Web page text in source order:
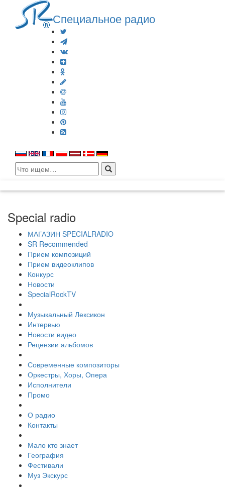
Специальное радио
Search
for:
Special radio
МАГАЗИН SPECIALRADIO
SR Recommended
Прием композиций
Прием видеоклипов
Конкурс
Новости
SpecialRockTV
Музыкальный Лексикон
Интервью
Новости видео
Рецензии альбомов
Современные композиторы
Оркестры, Хоры, Опера
Исполнители
Промо
О радио
Контакты
Мало кто знает
География
Фестивали
Муз Экскурс